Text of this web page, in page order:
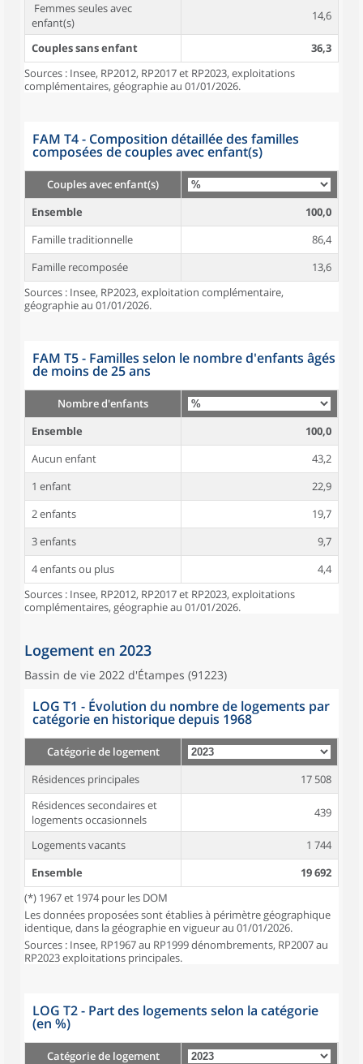
Femmes seules avec
enfant(s)
14,6
Couples sans enfant
36,3
Sources : Insee, RP2012, RP2017 et RP2023, exploitations
complémentaires, géographie au 01/01/2026.
FAM T4 - Composition détaillée des familles
composées de couples avec enfant(s)
Couples avec enfant(s)
Ensemble
100,0
Famille traditionnelle
86,4
Famille recomposée
13,6
Sources : Insee, RP2023, exploitation complémentaire,
géographie au 01/01/2026.
FAM T5 - Familles selon le nombre d'enfants âgés
de moins de 25 ans
Nombre d'enfants
Ensemble
100,0
Aucun enfant
43,2
1 enfant
22,9
2 enfants
19,7
3 enfants
9,7
4 enfants ou plus
4,4
Sources : Insee, RP2012, RP2017 et RP2023, exploitations
complémentaires, géographie au 01/01/2026.
Logement en 2023
Bassin de vie 2022 d'Étampes (91223)
LOG T1 - Évolution du nombre de logements par
catégorie en historique depuis 1968
Catégorie de logement
Résidences principales
17 508
Résidences secondaires et
logements occasionnels
439
Logements vacants
1 744
Ensemble
19 692
(*) 1967 et 1974 pour les DOM
Les données proposées sont établies à périmètre géographique
identique, dans la géographie en vigueur au 01/01/2026.
Sources : Insee, RP1967 au RP1999 dénombrements, RP2007 au
RP2023 exploitations principales.
LOG T2 - Part des logements selon la catégorie
(en %)
Catégorie de logement